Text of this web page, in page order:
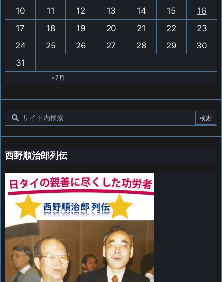
10
11 12 13 14 15
16
17
18 19 20 21 22
23
24
25 26 27 28 29
30
31
« 7月
西野順治郎列伝